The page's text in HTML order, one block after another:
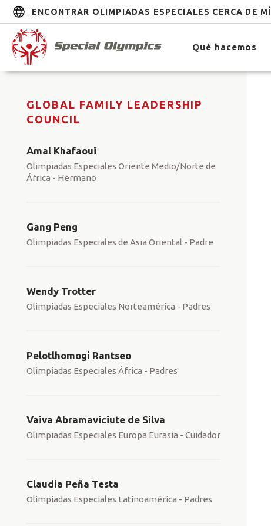
ENCONTRAR OLIMPIADAS ESPECIALES CERCA DE MÍ
Qué hacemos
GLOBAL FAMILY LEADERSHIP
COUNCIL
Amal Khafaoui
Olimpiadas Especiales Oriente Medio/Norte de
África - Hermano
Gang Peng
Olimpiadas Especiales de Asia Oriental - Padre
Wendy Trotter
Olimpiadas Especiales Norteamérica - Padres
Pelotlhomogi Rantseo
Olimpiadas Especiales África - Padres
Vaiva Abramaviciute de Silva
Olimpiadas Especiales Europa Eurasia - Cuidador
Claudia Peña Testa
Olimpiadas Especiales Latinoamérica - Padres